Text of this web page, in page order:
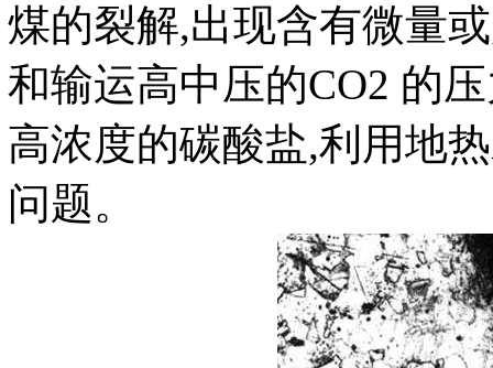
煤的裂解,出现含有微量
和输运高中压的CO2 的
高浓度的碳酸盐,利用地
问题。